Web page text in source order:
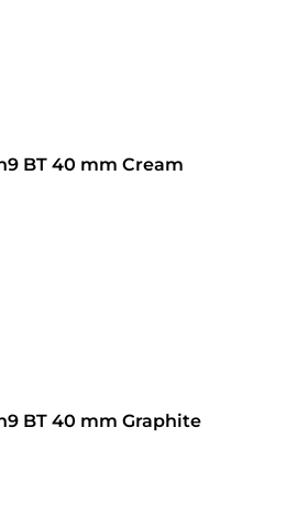
BT 40 mm Cream
BT 40 mm Graphite